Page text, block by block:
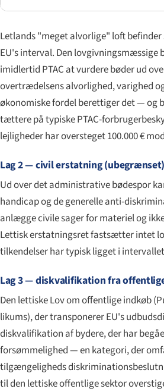
Letlands "meget alvorlige" loft befinder
EU's interval. Den lovgivningsmæssige
imidlertid PTAC at vurdere bøder ud
overtrædelsens alvorlighed, varighed
økonomiske fordel berettiger det — og
tættere på typiske PTAC-
lejligheder har oversteget 100.000 €
Lag 2 — civil erstatning (ubegrænset)
Ud over det administrative bødespor
handicap og de generelle anti-
anlægge civile sager for materiel og
Lettisk erstatningsret fastsætter intet
tilkendelser har typisk ligget i intervallet
Lag 3 — diskvalifikation fra
Den lettiske Lov om offentlige indkøb (
likums), der transponerer EU's
diskvalifikation af bydere, der har
forsømmelighed — en kategori, der
tilgængeligheds
til den lettiske offentlige sektor